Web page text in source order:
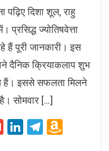
पढ़िए दिशा शूल, राहु
ज्योतिषवेत्ता
हैं पूरी जानकारी। इस
दैनिक क्रियाकलाप शुभ
हैं। इससे सफलता मिलने
सोमवार […]
GmailLinkedIn
Telegram